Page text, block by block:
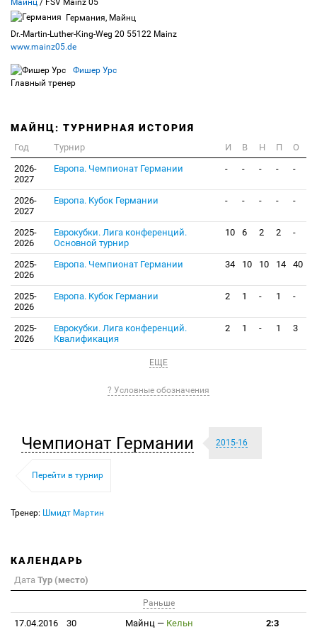
Майнц / FSV Mainz 05
Германия, Майнц
Dr.-Martin-Luther-King-Weg 20 55122 Mainz
www.mainz05.de
Фишер Урс
Главный тренер
МАЙНЦ: ТУРНИРНАЯ ИСТОРИЯ
Год Турнир И В Н П
О
2026-
2027
Европа. Чемпионат Германии - - - - -
2026-
2027
Европа. Кубок Германии - - - - -
2025-
2026
Еврокубки. Лига конференций.
Основной турнир
10 6 2 2 -
2025-
2026
Европа. Чемпионат Германии 34 10 10 14 40
2025-
2026
Европа. Кубок Германии 2 1 - 1 -
2025-
2026
Еврокубки. Лига конференций.
Квалификация
2 1 - 1 3
ЕЩЕ
? Условные обозначения
Чемпионат Германии 2015-16
Перейти в турнир
Тренер: Шмидт Мартин
КАЛЕНДАРЬ
Дата Тур (место)
Раньше
17.04.2016 30 Майнц — Кельн
2:3